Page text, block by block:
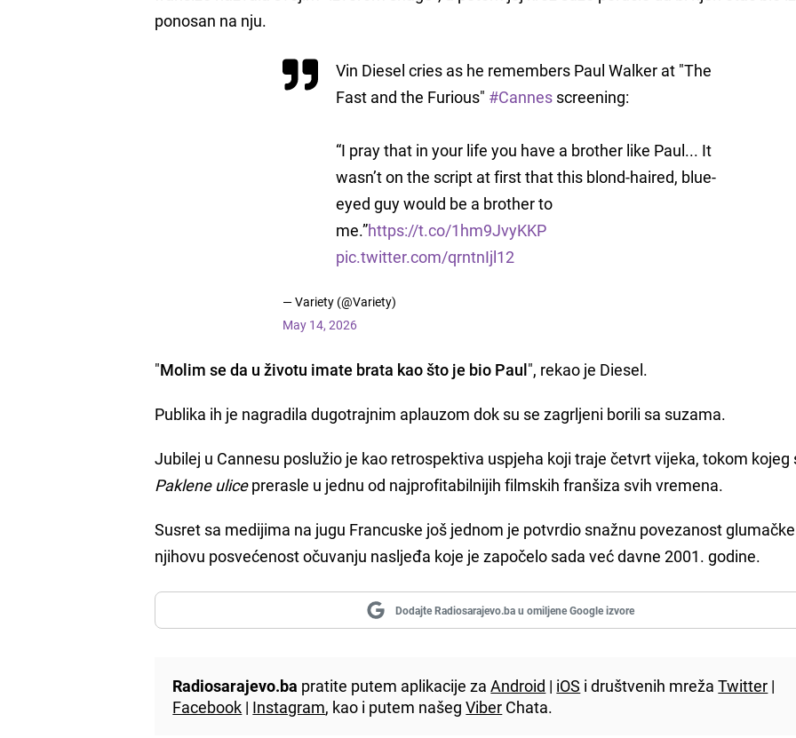
ponosan na nju.
Vin Diesel cries as he remembers Paul Walker at "The
Fast and the Furious" #Cannesscreening:
“I pray that in your life you have a brother like Paul... It
wasn’t on the script at first that this blond-haired, blue-
eyed guy would be a brother to
me.”https://t.co/1hm9JvyKKP
pic.twitter.com/qrntnIjl12
— Variety (@Variety)
May 14, 2026
"Molim se da u životu imate brata kao što je bio Paul", rekao je Diesel.
Publika ih je nagradila dugotrajnim aplauzom dok su se zagrljeni borili sa suzama.
Jubilej u Cannesu poslužio je kao retrospektiva uspjeha koji traje četvrt vijeka, tokom kojeg
Paklene uliceprerasle u jednu od najprofitabilnijih filmskih franšiza svih vremena.
Susret sa medijima na jugu Francuske još jednom je potvrdio snažnu povezanost
njihovu posvećenost očuvanju nasljeđa koje je započelo sada već davne 2001. godine.
Dodajte Radiosarajevo.ba u omiljene Google izvore
Radiosarajevo.ba pratite putem aplikacije zaAndroid | iOS i društvenih mrežaTwitter |
Facebook | Instagram, kao i putem našegViber Chata.